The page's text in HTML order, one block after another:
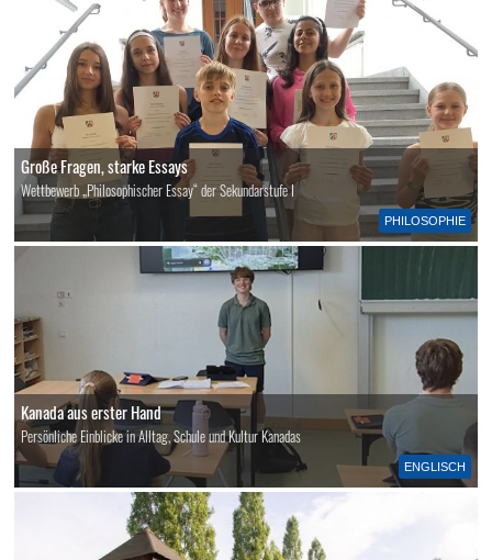
PHILOSOPHIE
Große Fragen, starke Essays
Wettbewerb „Philosophischer Essay“ der Sekundarstufe I
ENGLISCH
Kanada aus erster Hand
Persönliche Einblicke in Alltag, Schule und Kultur Kanadas